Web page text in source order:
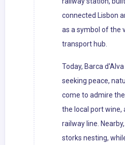
connected Lisbon
as a symbol of the
transport hub.
Today, Barca
seeking peace,
come to admire
the local port wine,
railway line.
storks nesting,